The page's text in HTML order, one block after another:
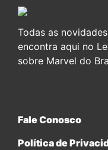
Todas as
encontra aqui no
sobre Marvel do
Fale Conosco
Política de